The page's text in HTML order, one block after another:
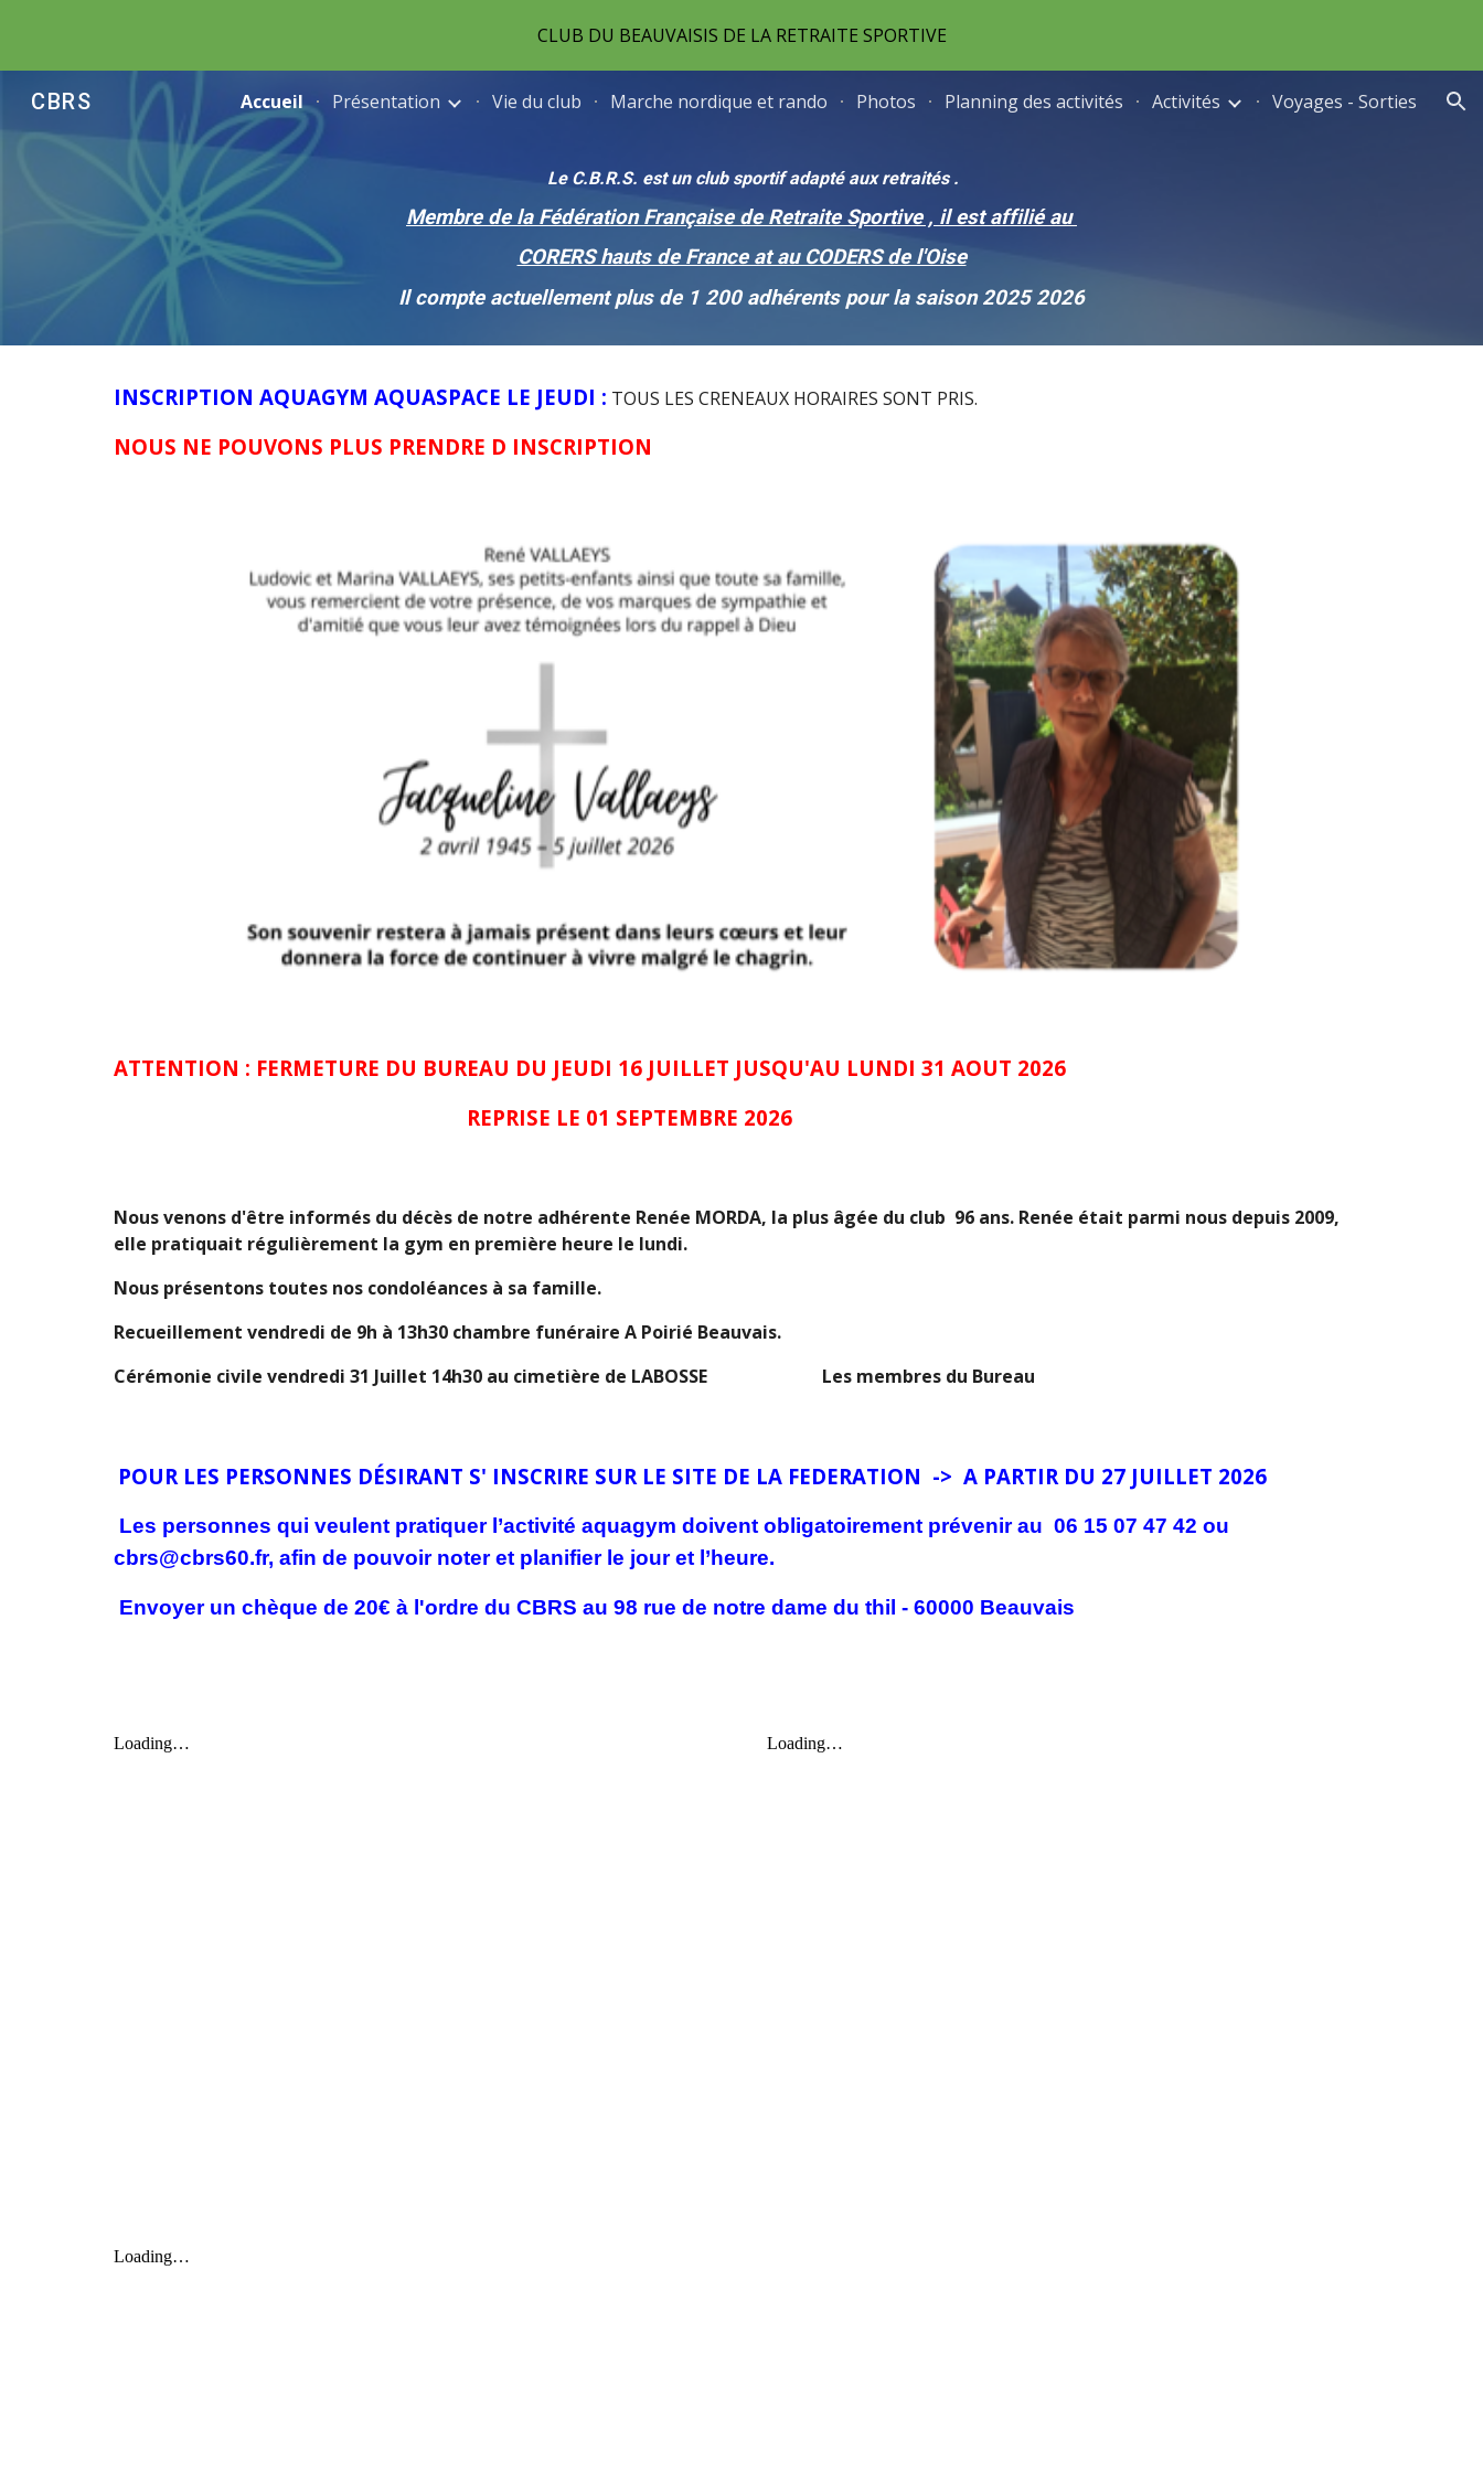
Skip to main content Skip to navigation
CLUB DU BEAUVAISIS DE LA RETRAITE SPORTIVE
CBRS Accueil Présentation Vie du club Marche nordique et rando Photos Planning des activités Activités Voyages - Sorties
Le C.B.R.S. est un club sportif adapté aux retraités .
Membre de la Fédération Française de Retraite Sportive , ilest affilié au
CORERS hauts de France at au CODERS de l'Oise
Il compte actuellement plus de 1 200 adhérents pour la saison 2025 2026
INSCRIPTION AQUAGYM AQUASPACE LE JEUDI : TOUS LES CRENEAUX HORAIRES SONT PRIS.
NOUS NE POUVONS PLUS PRENDRE D INSCRIPTION
ATTENTION : FERMETURE DU BUREAU DU JEUDI 16 JUILLET JUSQU'AU LUNDI 31 AOUT 2026
REPRISE LE 01 SEPTEMBRE 2026
Nous venons d'être informés du décès de notre adhérente Renée MORDA, la plus âgée du club 96 ans. Renée était parmi nous depuis 2009,
elle pratiquait régulièrement la gym en première heure le lundi.
Nous présentons toutes nos condoléances à sa famille.
Recueillement vendredi de 9h à 13h30 chambre funéraire A Poirié Beauvais.
Cérémonie civile vendredi 31 Juillet 14h30 au cimetière de LABOSSE Les membres du Bureau
POUR LES PERSONNES DÉSIRANT S' INSCRIRE SUR LE SITE DE LA FEDERATION -> A PARTIR DU 27 JUILLET 2026
Les personnes qui veulent pratiquer l’activité aquagym doivent obligatoirement prévenir au 06 15 07 47 42 ou
cbrs@cbrs60.fr, afin de pouvoir noter et planifier le jour et l’heure.
Envoyer un chèque de 20€ à l'ordre du CBRS au 98 rue de notre dame du thil - 60000 Beauvais